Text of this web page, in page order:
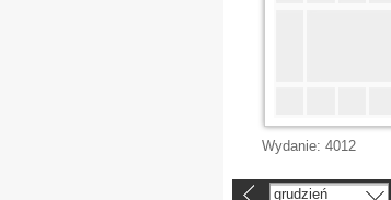
Wydanie: 4012
grudzień